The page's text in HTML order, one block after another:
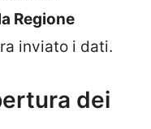
Regione
inviato i dati.
dei